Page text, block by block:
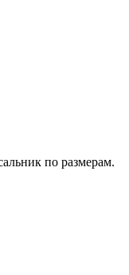
по размерам.